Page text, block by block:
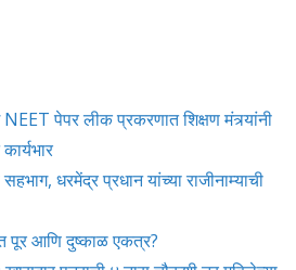
NEET पेपर लीक प्रकरणात शिक्षण मंत्र्यांनी
धरमेंद्र प्रधान यांच्या राजीनाम्याची
पूर आणि दुष्काळ एकत्र?